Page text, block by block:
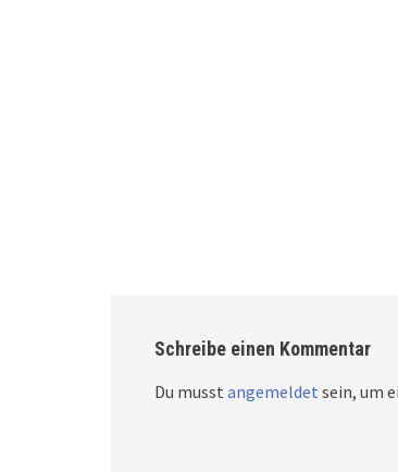
Schreibe einen Kommentar
Du musst angemeldet sein, um